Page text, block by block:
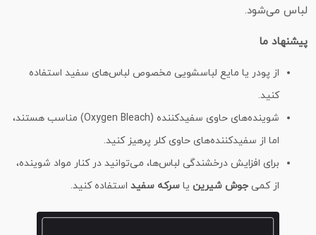
لباس می‌شود.
پیشنهاد ما
از پودر یا مایع لباسشویی مخصوص لباس‌های سفید استفاده
کنید.
شوینده‌های حاوی سفیدکننده (Oxygen Bleach) مناسب هستند،
اما از سفیدکننده‌های حاوی کلر پرهیز کنید.
برای افزایش درخشندگی لباس‌ها، می‌توانید در کنار مواد شوینده،
از کمی جوش شیرین یا سرکه سفید استفاده کنید.